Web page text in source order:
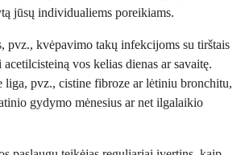
jūsų individualiems poreikiams.
pvz., kvėpavimo takų infekcijoms su tirštais
vos kelias dienas ar savaitę.
liga, pvz., cistine fibroze ar lėtiniu bronchitu,
gydymo mėnesius ar net ilgalaikio